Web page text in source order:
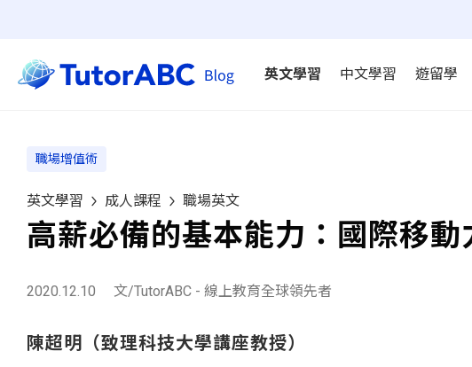
英文學習 中文學習 遊留學
職場增值術
英文學習 成人課程 職場英文
高薪必備的基本能力：國際移動
2020.12.10 文/TutorABC - 線上教育全球領先者
陳超明（致理科技大學講座教授）